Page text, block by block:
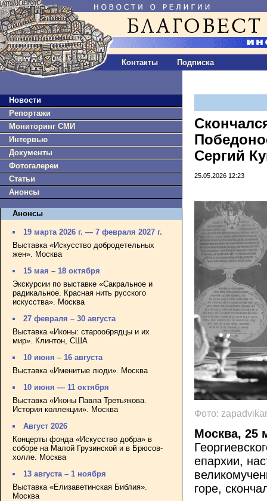
Контакты Подписка
Новости
Репортажи
Мониторинг СМИ
Интервью
Документы
Фотогалереи
Статьи
Анонсы
Анонсы
19 марта 2026 г. — 7 февраля 2027 г.
Выставка «Искусство добродетельных
жен». Москва
15 мая – 18 октября
Экскурсии по выставке «Сакральное и
радикальное. Красная нить русского
искусства». Москва
27 февраля – 30 августа
Выставка «Иконы: старообрядцы и их
мир». Клинтон, США
10 июня – 16 августа
Выставка «Именитые люди». Москва
10 июня — 11 октября
Выставка «Иконы Павла Третьякова.
История коллекции». Москва
Август 2026
Концерты фонда «Искусство добра» в
соборе на Малой Грузинской и в Брюсов-
холле. Москва
13 августа – 1 ноября
Выставка «Елизаветинская Библия».
Москва
Сергий
25.05.2026 12:23
Фото:
Москва, 25
епархии,
горе,